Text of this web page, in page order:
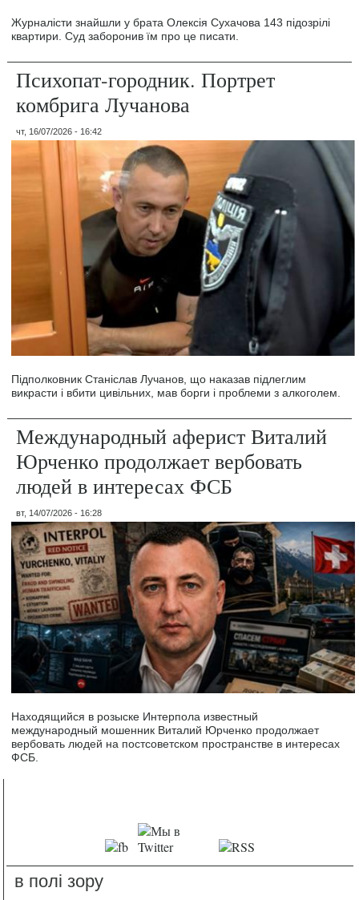
Журналісти знайшли у брата Олексія Сухачова 143 підозрілі
квартири. Суд заборонив їм про це писати.
Психопат-городник. Портрет
комбрига Лучанова
чт, 16/07/2026 - 16:42
Підполковник Станіслав Лучанов, що наказав підлеглим
викрасти і вбити цивільних, мав борги і проблеми з алкоголем.
Международный аферист Виталий
Юрченко продолжает вербовать
людей в интересах ФСБ
вт, 14/07/2026 - 16:28
Находящийся в розыске Интерпола известный
международный мошенник Виталий Юрченко продолжает
вербовать людей на постсоветском пространстве в интересах
ФСБ.
в полі зору